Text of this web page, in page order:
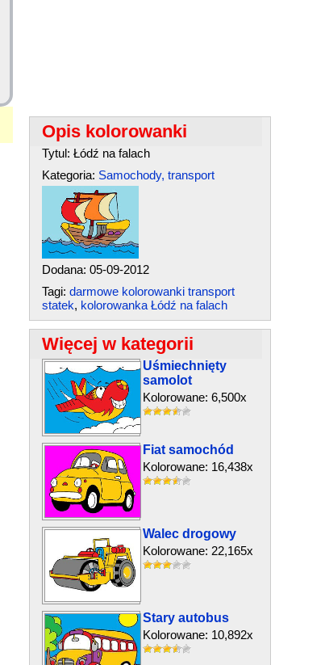
Opis kolorowanki
Tytul: Łódź na falach
Kategoria: Samochody, transport
Dodana: 05-09-2012
Tagi: darmowe kolorowanki transport
statek, kolorowanka Łódź na falach
Więcej w kategorii
Uśmiechnięty
samolot
Kolorowane: 6,500x
Fiat samochód
Kolorowane: 16,438x
Walec drogowy
Kolorowane: 22,165x
Stary autobus
Kolorowane: 10,892x